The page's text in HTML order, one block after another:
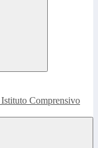
Istituto Comprensivo